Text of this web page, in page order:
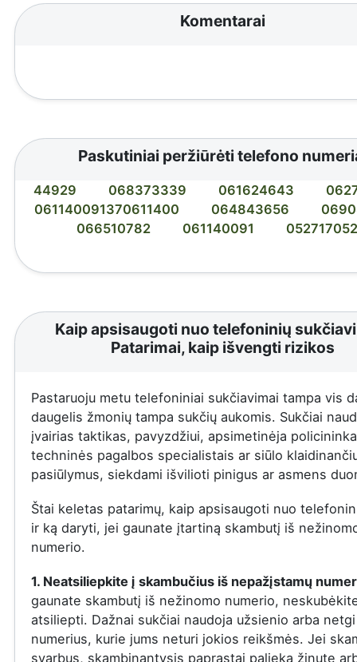
Komentarai
Paskutiniai peržiūrėti telefono
44929 068373339 061624643
061140091370611400
064843656
066510782
061140091 052717052
Kaip apsisaugoti nuo telefoninių
Patarimai, kaip išvengti rizikos
Pastaruoju metu telefoniniai sukčiavimai tampa vis
daugelis žmonių tampa sukčių aukomis. Sukčiai
įvairias taktikas, pavyzdžiui, apsimetinėja
techninės pagalbos specialistais ar siūlo
pasiūlymus, siekdami išvilioti pinigus ar asmens
Štai keletas patarimų, kaip apsisaugoti nuo
ir ką daryti, jei gaunate įtartiną skambutį iš
numerio.
1. Neatsiliepkite į skambučius iš nepažįstamų
gaunate skambutį iš nežinomo numerio,
atsiliepti. Dažnai sukčiai naudoja užsienio arba
numerius, kurie jums neturi jokios reikšmės. Jei
svarbus, skambinantysis paprastai palieka žinutę